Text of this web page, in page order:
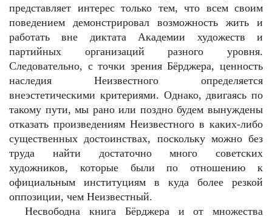
представляет интерес только тем, что всем своим
поведением демонстрировал возможность жить и
работать вне диктата Академии художеств и
партийных организаций разного уровня.
Следовательно, с точки зрения Бёрджера, ценность
наследия Неизвестного определяется
внеэстетическими критериями. Однако, двигаясь по
такому пути, мы рано или поздно будем вынуждены
отказать произведениям Неизвестного в каких-либо
существенных достоинствах, поскольку можно без
труда найти достаточно много советских
художников, которые были по отношению к
официальным институциям в куда более резкой
оппозиции, чем Неизвестный.
Несвободна книга Бёрджера и от множества